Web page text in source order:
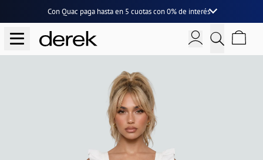
Con Quac paga hasta en 5 cuotascon0% de interés